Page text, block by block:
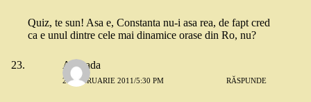
Quiz, te sun! Asa e, Constanta nu-i asa rea, de fapt cred
ca e unul dintre cele mai dinamice orase din Ro, nu?
Andrada
27 FEBRUARIE 2011/5:30 PM RĂSPUNDE